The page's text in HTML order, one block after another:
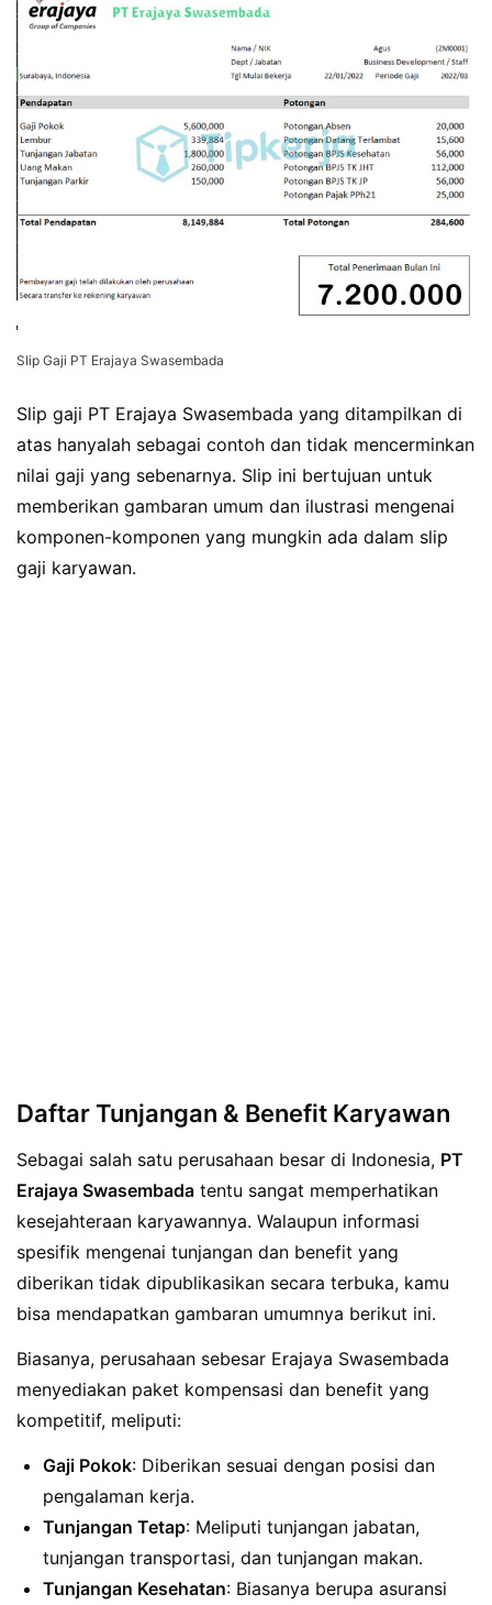
Slip Gaji PT Erajaya Swasembada
Slip gaji PT Erajaya Swasembada yang ditampilkan di
atas hanyalah sebagai contoh dan tidak mencerminkan
nilai gaji yang sebenarnya. Slip ini bertujuan untuk
memberikan gambaran umum dan ilustrasi mengenai
komponen-komponen yang mungkin ada dalam slip
gaji karyawan.
Daftar Tunjangan & Benefit Karyawan
Sebagai salah satu perusahaan besar di Indonesia, PT
Erajaya Swasembada tentu sangat memperhatikan
kesejahteraan karyawannya. Walaupun informasi
spesifik mengenai tunjangan dan benefit yang
diberikan tidak dipublikasikan secara terbuka, kamu
bisa mendapatkan gambaran umumnya berikut ini.
Biasanya, perusahaan sebesar Erajaya Swasembada
menyediakan paket kompensasi dan benefit yang
kompetitif, meliputi:
Gaji Pokok: Diberikan sesuai dengan posisi dan
pengalaman kerja.
Tunjangan Tetap: Meliputi tunjangan jabatan,
tunjangan transportasi, dan tunjangan makan.
Tunjangan Kesehatan: Biasanya berupa asuransi